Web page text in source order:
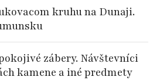
kruhu na Dunaji.
zábery. Návštevníci
kamene a iné predmety